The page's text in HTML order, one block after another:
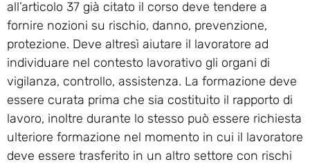
all’articolo 37 già citato il corso deve tendere a
fornire nozioni su rischio, danno, prevenzione,
protezione. Deve altresì aiutare il lavoratore ad
individuare nel contesto lavorativo gli organi di
vigilanza, controllo, assistenza. La formazione deve
essere curata prima che sia costituito il rapporto di
lavoro, inoltre durante lo stesso può essere richiesta
ulteriore formazione nel momento in cui il lavoratore
deve essere trasferito in un altro settore con rischi